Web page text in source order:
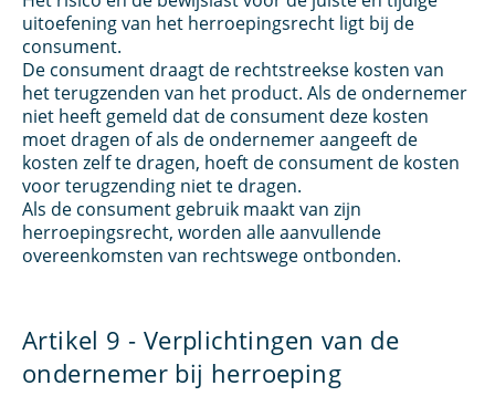
uitoefening van het herroepingsrecht ligt bij de
consument.
De consument draagt de rechtstreekse kosten van
het terugzenden van het product. Als de ondernemer
niet heeft gemeld dat de consument deze kosten
moet dragen of als de ondernemer aangeeft de
kosten zelf te dragen, hoeft de consument de kosten
voor terugzending niet te dragen.
Als de consument gebruik maakt van zijn
herroepingsrecht, worden alle aanvullende
overeenkomsten van rechtswege ontbonden.
Artikel 9 - Verplichtingen van de
ondernemer bij herroeping